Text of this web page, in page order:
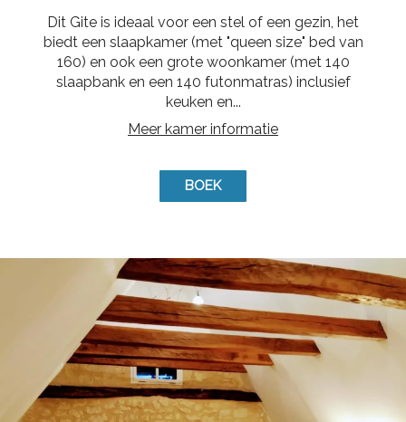
Dit Gite is ideaal voor een stel of een gezin, het
biedt een slaapkamer (met "queen size" bed van
160) en ook een grote woonkamer (met 140
slaapbank en een 140 futonmatras) inclusief
keuken en...
Meer kamer informatie
BOEK